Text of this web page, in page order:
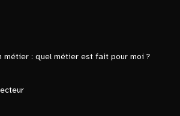
métier : quel métier est fait pour moi ?